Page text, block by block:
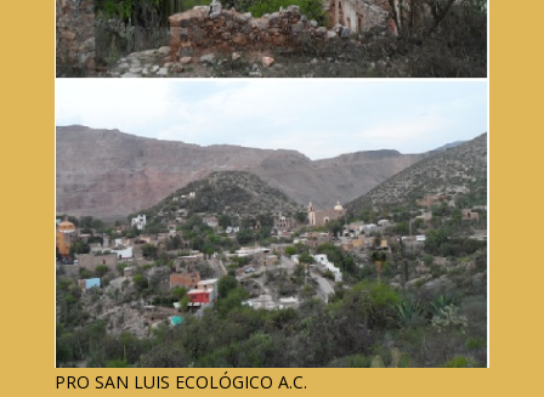
PRO SAN LUIS ECOLÓGICO A.C.